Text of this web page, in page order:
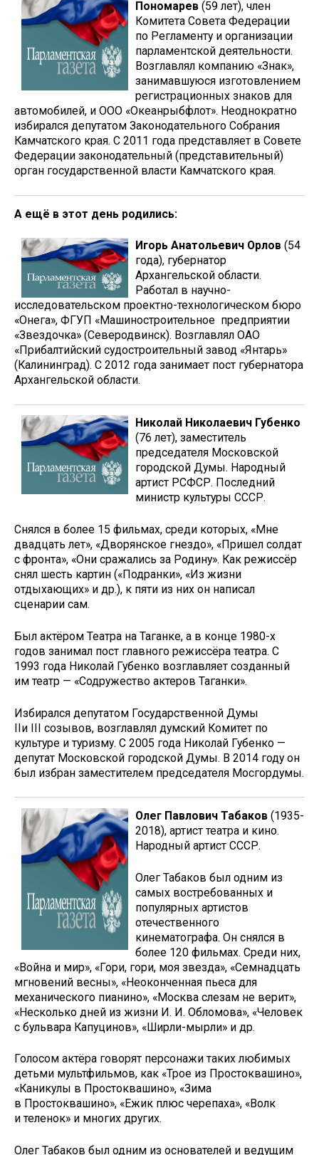
Пономарев (59 лет), член
Комитета Совета Федерации
по Регламенту и организации
парламентской деятельности.
Возглавлял компанию «Знак»,
занимавшуюся изготовлением
регистрационных знаков для
автомобилей, и ООО «Океанрыбфлот». Неоднократно
избирался депутатом Законодательного Собрания
Камчатского края. С 2011 года представляет в Совете
Федерации законодательный (представительный)
орган государственной власти Камчатского края.
А ещё в этот день родились:
Игорь Анатольевич Орлов (54
года), губернатор
Архангельской области.
Работал в научно-
исследовательском проектно-технологическом бюро
«Онега», ФГУП «Машиностроительное предприятии
«Звездочка» (Северодвинск). Возглавлял ОАО
«Прибалтийский судостроительный завод «Янтарь»
(Калининград). С 2012 года занимает пост губернатора
Архангельской области.
Николай Николаевич Губенко
(76 лет), заместитель
председателя Московской
городской Думы. Народный
артист РСФСР. Последний
министр культуры СССР.
Снялся в более 15 фильмах, среди которых, «Мне
двадцать лет», «Дворянское гнездо», «Пришел солдат
с фронта», «Они сражались за Родину». Как режиссёр
снял шесть картин («Подранки», «Из жизни
отдыхающих» и др.), к пяти из них он написал
сценарии сам.
Был актёром Театра на Таганке, а в конце 1980-х
годов занимал пост главного режиссёра театра. С
1993 года Николай Губенко возглавляет созданный
им театр — «Содружество актеров Таганки».
Избирался депутатом Государственной Думы
IIи III созывов, возглавлял думский Комитет по
культуре и туризму. С 2005 года Николай Губенко —
депутат Московской городской Думы. В 2014 году он
был избран заместителем председателя Мосгордумы.
Олег Павлович Табаков (1935-
2018), артист театра и кино.
Народный артист СССР.
Олег Табаков был одним из
самых востребованных и
популярных артистов
отечественного
кинематографа. Он снялся в
более 120 фильмах. Среди них,
«Война и мир», «Гори, гори, моя звезда», «Семнадцать
мгновений весны», «Неоконченная пьеса для
механического пианино», «Москва слезам не верит»,
«Несколько дней из жизни И. И. Обломова», «Человек
с бульвара Капуцинов», «Ширли-мырли» и др.
Голосом актёра говорят персонажи таких любимых
детьми мультфильмов, как «Трое из Простоквашино»,
«Каникулы в Простоквашино», «Зима
в Простоквашино», «Ежик плюс черепаха», «Волк
и теленок» и многих других.
Олег Табаков был одним из основателей и ведущим